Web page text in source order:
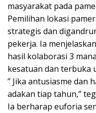
masyarakat pada
Pemilihan lokasi
strategis dan
pekerja. Ia
hasil kolaborasi 3
kesatuan dan terbuka
” Jika antusiasme dan
adakan tiap tahun,”
Ia berharap euforia